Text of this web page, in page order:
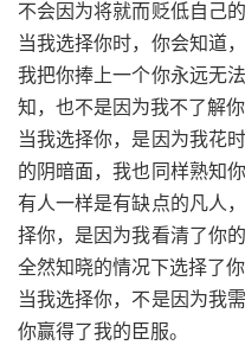
不会因为将就而贬低自己
当我选择你时，你会知道
我把你捧上一个你永远无
知，也不是因为我不了解你
当我选择你，是因为我花
的阴暗面，我也同样熟知
有人一样是有缺点的凡人
择你，是因为我看清了你
全然知晓的情况下选择了你
当我选择你，不是因为我
你赢得了我的臣服。